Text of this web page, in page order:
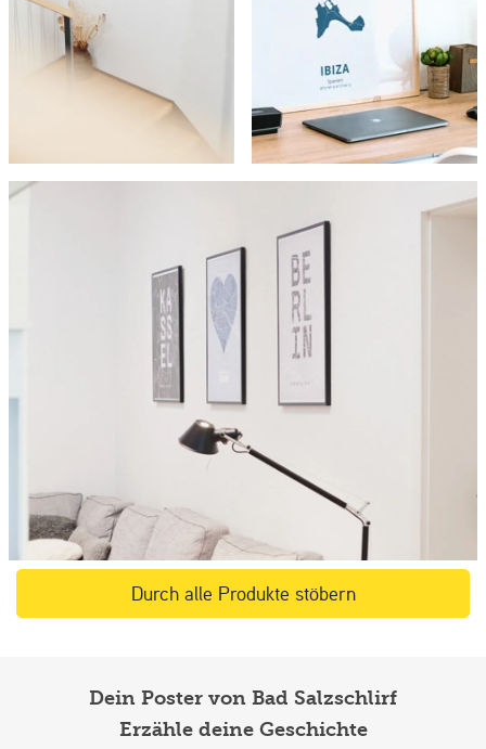
Durch alle Produkte stöbern
Dein Poster von Bad Salzschlirf
Erzähle deine Geschichte